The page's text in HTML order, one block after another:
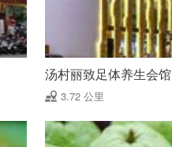
汤村丽致足体养生会馆
3.72 公里